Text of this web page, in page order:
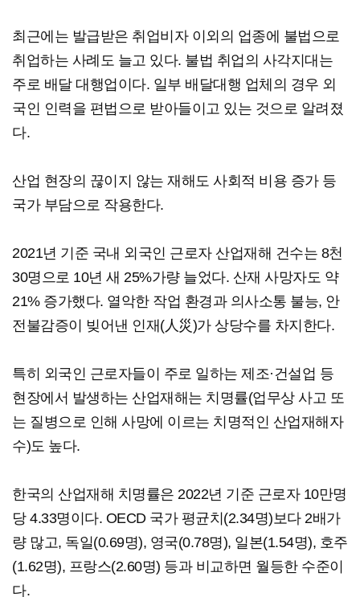
최근에는 발급받은 취업비자 이외의 업종에 불법으로
취업하는 사례도 늘고 있다. 불법 취업의 사각지대는
주로 배달 대행업이다. 일부 배달대행 업체의 경우 외
국인 인력을 편법으로 받아들이고 있는 것으로 알려졌
다.
산업 현장의 끊이지 않는 재해도 사회적 비용 증가 등
국가 부담으로 작용한다.
2021년 기준 국내 외국인 근로자 산업재해 건수는 8천
30명으로 10년 새 25%가량 늘었다. 산재 사망자도 약
21% 증가했다. 열악한 작업 환경과 의사소통 불능, 안
전불감증이 빚어낸 인재(人災)가 상당수를 차지한다.
특히 외국인 근로자들이 주로 일하는 제조·건설업 등
현장에서 발생하는 산업재해는 치명률(업무상 사고 또
는 질병으로 인해 사망에 이르는 치명적인 산업재해자
수)도 높다.
한국의 산업재해 치명률은 2022년 기준 근로자 10만명
당 4.33명이다. OECD 국가 평균치(2.34명)보다 2배가
량 많고, 독일(0.69명), 영국(0.78명), 일본(1.54명), 호주
(1.62명), 프랑스(2.60명) 등과 비교하면 월등한 수준이
다.